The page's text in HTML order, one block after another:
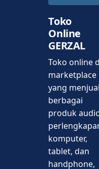
Toko
Online
GERZAL
Toko online
marketplace
yang
berbagai
produk
komputer,
tablet, dan
handphone,